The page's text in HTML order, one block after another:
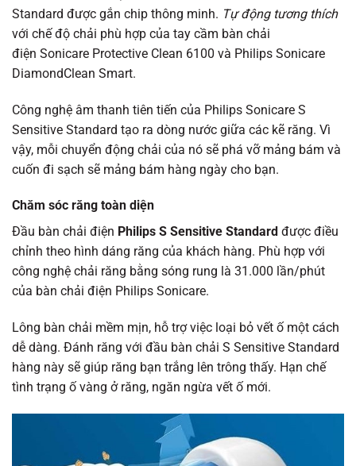
Standard được gắn chip thông minh. Tự động tương thích
với chế độ chải phù hợp của tay cầm bàn chải
điện Sonicare Protective Clean 6100 và Philips Sonicare
DiamondClean Smart.
Công nghệ âm thanh tiên tiến của Philips Sonicare S
Sensitive Standard tạo ra dòng nước giữa các kẽ răng. Vì
vậy, mỗi chuyển động chải của nó sẽ phá vỡ mảng bám và
cuốn đi sạch sẽ mảng bám hàng ngày cho bạn.
Chăm sóc răng toàn diện
Đầu bàn chải điện Philips S Sensitive Standard được điều
chỉnh theo hình dáng răng của khách hàng. Phù hợp với
công nghệ chải răng bằng sóng rung là 31.000 lần/phút
của bàn chải điện Philips Sonicare.
Lông bàn chải mềm mịn, hỗ trợ việc loại bỏ vết ố một cách
dễ dàng. Đánh răng với đầu bàn chải S Sensitive Standard
hàng này sẽ giúp răng bạn trắng lên trông thấy. Hạn chế
tình trạng ố vàng ở răng, ngăn ngừa vết ố mới.